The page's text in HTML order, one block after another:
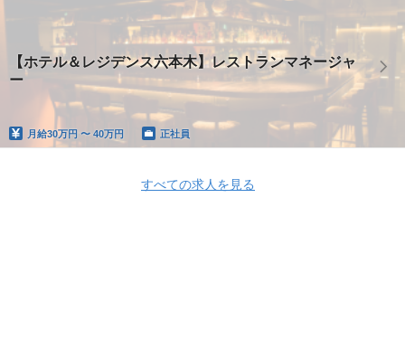
【ホテル＆レジデンス六本木】レストランマネージャ
ー
月給30万円 〜 40万円 正社員
すべての求人を見る